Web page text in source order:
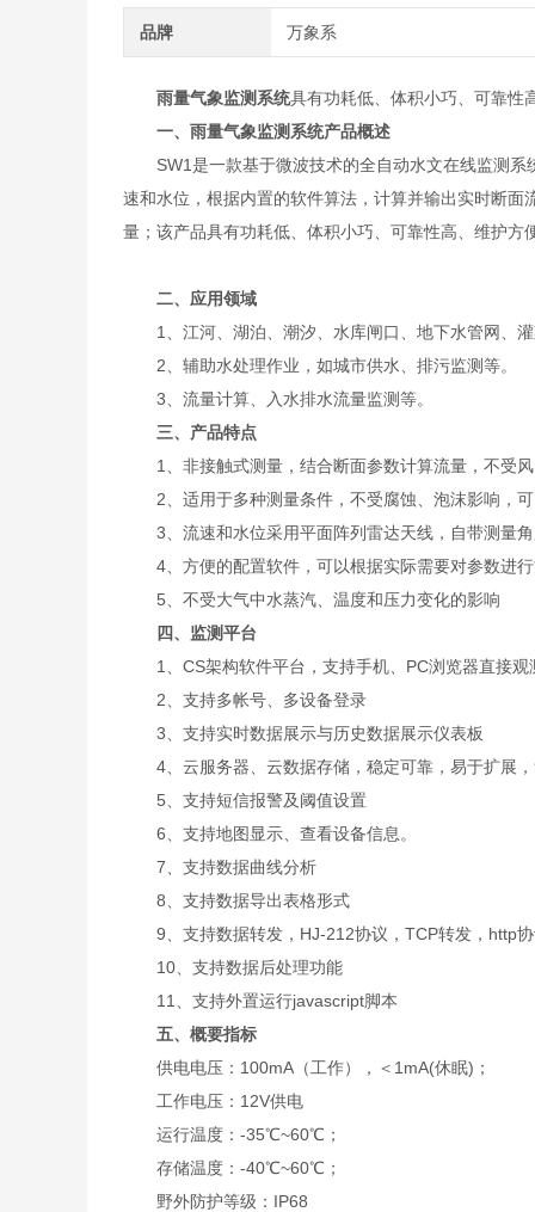
品牌 万象系
雨量气象监测系统具有功耗低、体积小巧、可靠性
一、 雨量气象监测系统产品概述
SW1是一款基于微波技术的全自动水文在线监测系
速和水位，根据内置的软件算法，计算并输出实时断
量；该产品具有功耗低、体积小巧、可靠性高、维护
二、应用领域
1、江河、湖泊、潮汐、水库闸口、地下水管网、灌
2、辅助水处理作业，如城市供水、排污监测等。
3、流量计算、入水排水流量监测等。
三、产品特点
1、非接触式测量，结合断面参数计算流量，不受风
2、适用于多种测量条件，不受腐蚀、泡沫影响，可
3、流速和水位采用平面阵列雷达天线，自带测量角
4、方便的配置软件，可以根据实际需要对参数进行
5、不受大气中水蒸汽、温度和压力变化的影响
四、监测平台
1、CS架构软件平台，支持手机、PC浏览器直接观
2、支持多帐号、多设备登录
3、支持实时数据展示与历史数据展示仪表板
4、云服务器、云数据存储，稳定可靠，易于扩展，
5、支持短信报警及阈值设置
6、支持地图显示、查看设备信息。
7、支持数据曲线分析
8、支持数据导出表格形式
9、支持数据转发，HJ-212协议，TCP转发，http协
10、支持数据后处理功能
11、支持外置运行javascript脚本
五、概要指标
供电电压：100mA（工作），＜1mA(休眠)；
工作电压：12V供电
运行温度：-35℃~60℃；
存储温度：-40℃~60℃；
野外防护等级：IP68